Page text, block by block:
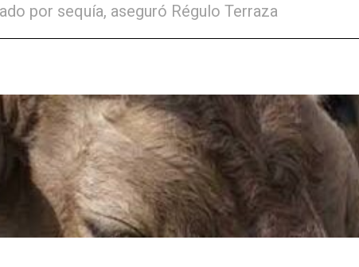
por sequía, aseguró Régulo Terraza